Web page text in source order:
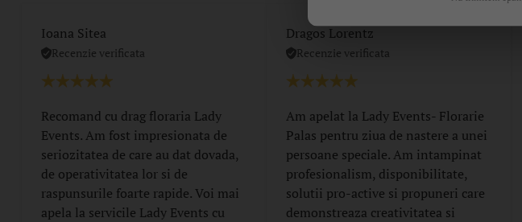
Ioana Sitea
Recenzie verificata
Recomand cu drag floraria Lady
Events. Am fost impresionata de
seriozitatea de care au dat dovada,
de operativitatea lor si de
raspunsurile foarte rapide. Voi mai
apela la servicile Lady Events cu
Dragos Lorentz
Recenzie verificata
Am apelat la Lady Events- Florarie
Palas pentru ziua de nastere a unei
persoane speciale. Am intampinat
profesionalism, disponibilitate,
solutii pro-active si propuneri care
demonstreaza creativitatea si